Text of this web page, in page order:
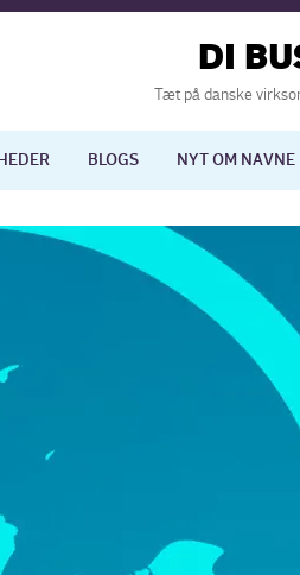
DI
Tæt på danske
BLOGS NYT OM NAVNE